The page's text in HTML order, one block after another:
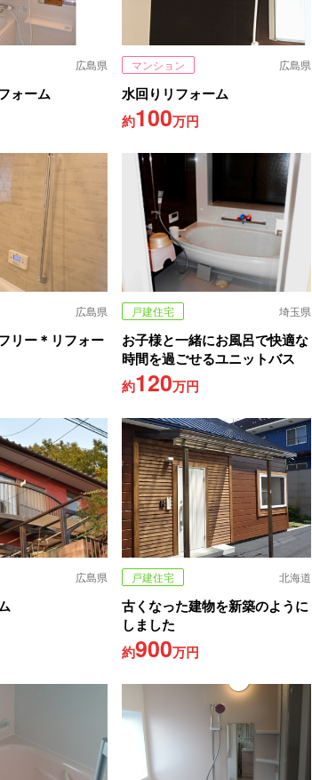
広島県
ォーム
マンション 広島県
水回りリフォーム
約100万円
広島県
リー＊リフォー
戸建住宅 埼玉県
お子様と一緒にお風呂で快適な
時間を過ごせるユニットバス
約120万円
広島県 戸建住宅 北海道
古くなった建物を新築のように
しました
約900万円